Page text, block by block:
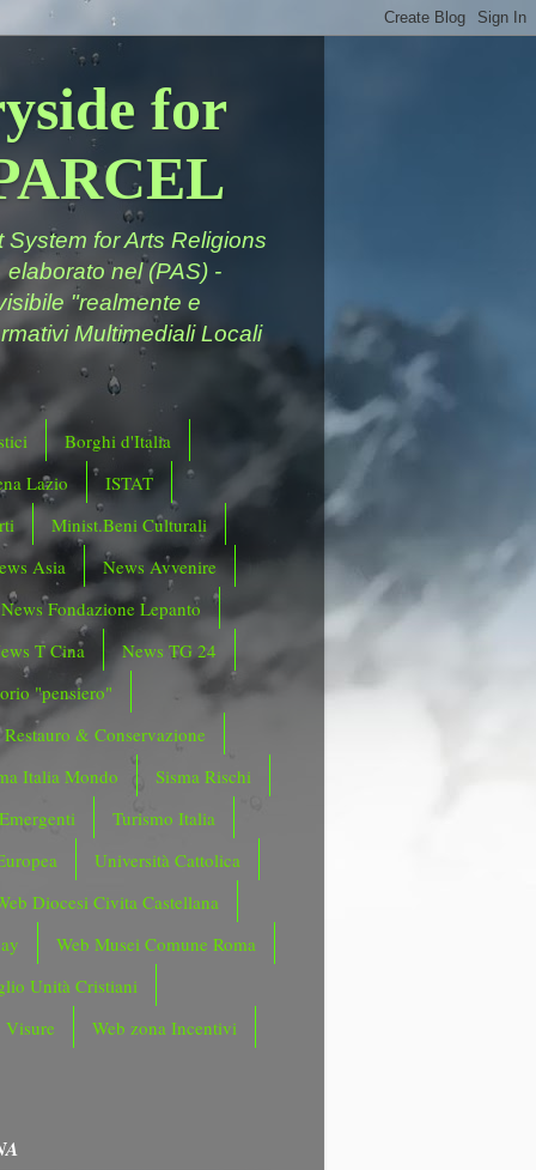
for
for Arts Religions
nel (PAS) -
"realmente e
Multimediali Locali
Borghi d'Italia
Lazio
ISTAT
Minist.Beni Culturali
Asia
News Avvenire
News Fondazione Lepanto
T Cina
News TG 24
"pensiero"
Restauro & Conservazione
Italia Mondo
Sisma Rischi
Turismo Italia
Università Cattolica
Diocesi Civita Castellana
Web Musei Comune Roma
Unità Cristiani
Visure
Web zona Incentivi